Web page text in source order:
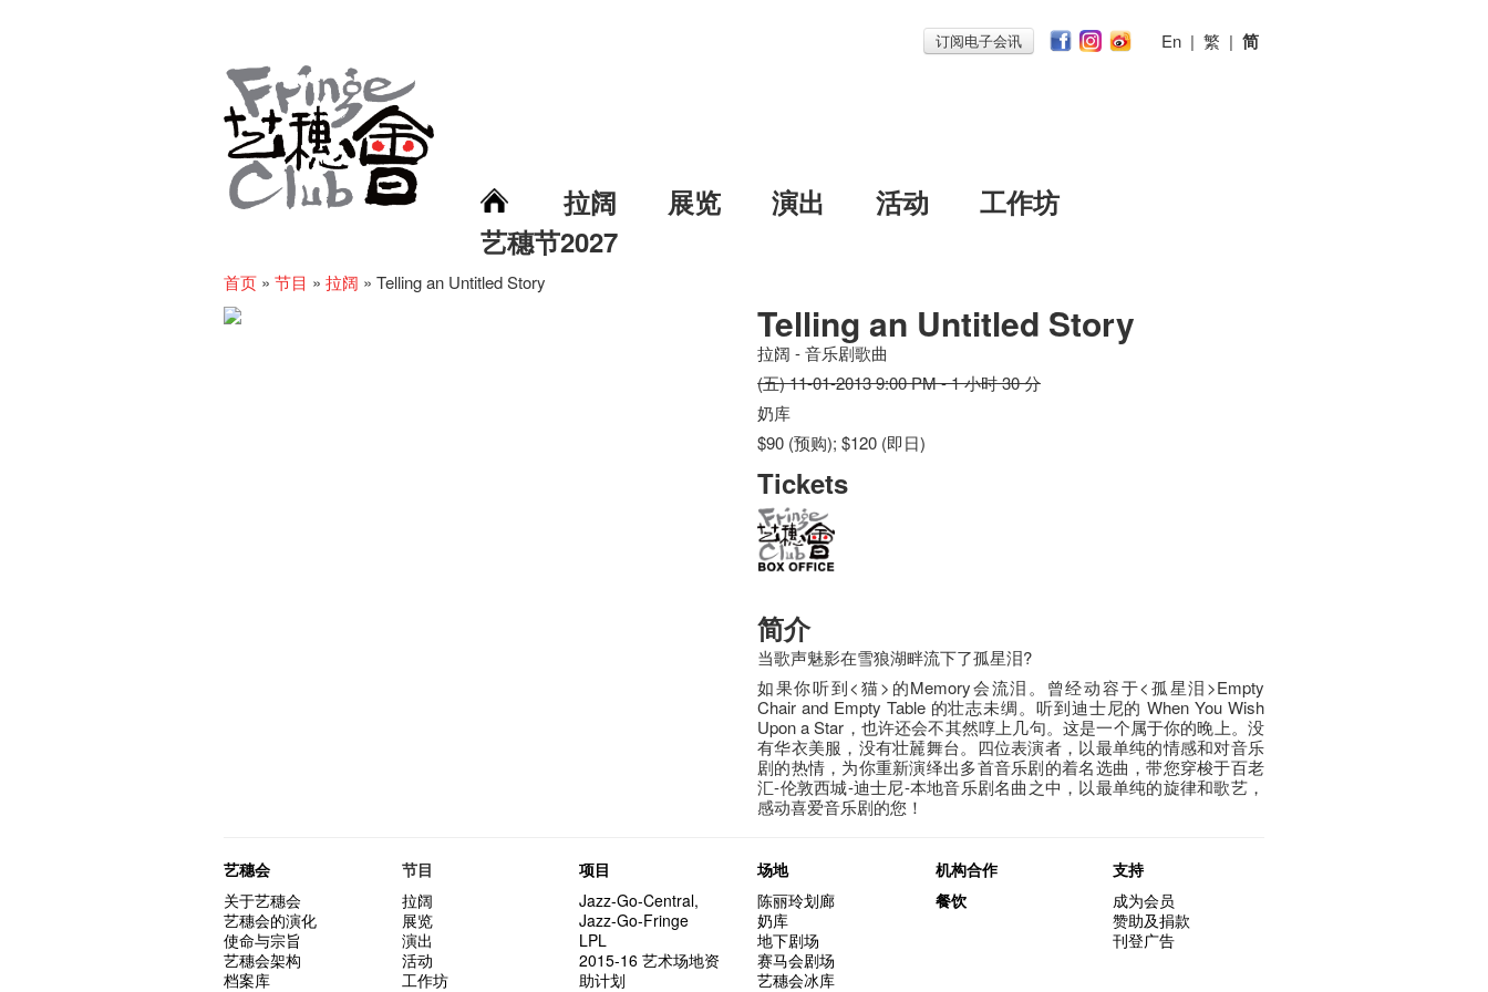
订阅电子会讯 En | 繁 | 简
拉阔 展览 演出 活动
工作坊
艺穗节2027
首页 » 节目 » 拉阔 » Telling an Untitled Story
Telling an Untitled Story
拉阔 - 音乐剧歌曲
(五) 11-01-2013 9:00 PM - 1 小时 30 分
奶库
$90 (预购); $120 (即日)
Tickets
简介
当歌声魅影在雪狼湖畔流下了孤星泪?
如果你听到<猫>的Memory会流泪。曾经动容于<孤星泪>Empty
Chair and Empty Table 的壮志未绸。听到迪士尼的 When You Wish
Upon a Star，也许还会不其然啍上几句。这是一个属于你的晚上。没
有华衣美服，没有壮麉舞台。四位表演者，以最单纯的情感和对音乐
剧的热情，为你重新演绎出多首音乐剧的着名选曲，带您穿梭于百老
汇-伦敦西城-迪士尼-本地音乐剧名曲之中，以最单纯的旋律和歌艺，
感动喜爱音乐剧的您！
艺穗会
关于艺穗会
艺穗会的演化
使命与宗旨
艺穗会架构
档案库
节目
拉阔
展览
演出
活动
工作坊
项目
Jazz-Go-Central,
Jazz-Go-Fringe
LPL
2015-16 艺术场地资
助计划
场地
陈丽玲划廊
奶库
地下剧场
赛马会剧场
艺穗会冰库
机构合作
餐饮
支持
成为会员
赞助及捐款
刊登广告